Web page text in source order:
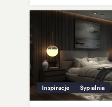
Inspiracje Sypialnia